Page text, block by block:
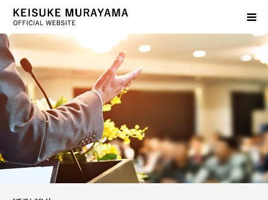
プロフィール
サービス案内
活動報告
出版物紹介